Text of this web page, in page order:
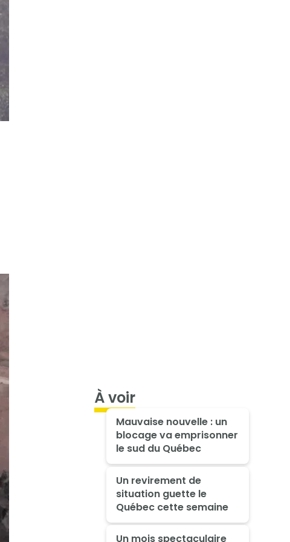
À voir
Mauvaise nouvelle : un
blocage va emprisonner
le sud du Québec
Un revirement de
situation guette le
Québec cette semaine
Un mois spectaculaire